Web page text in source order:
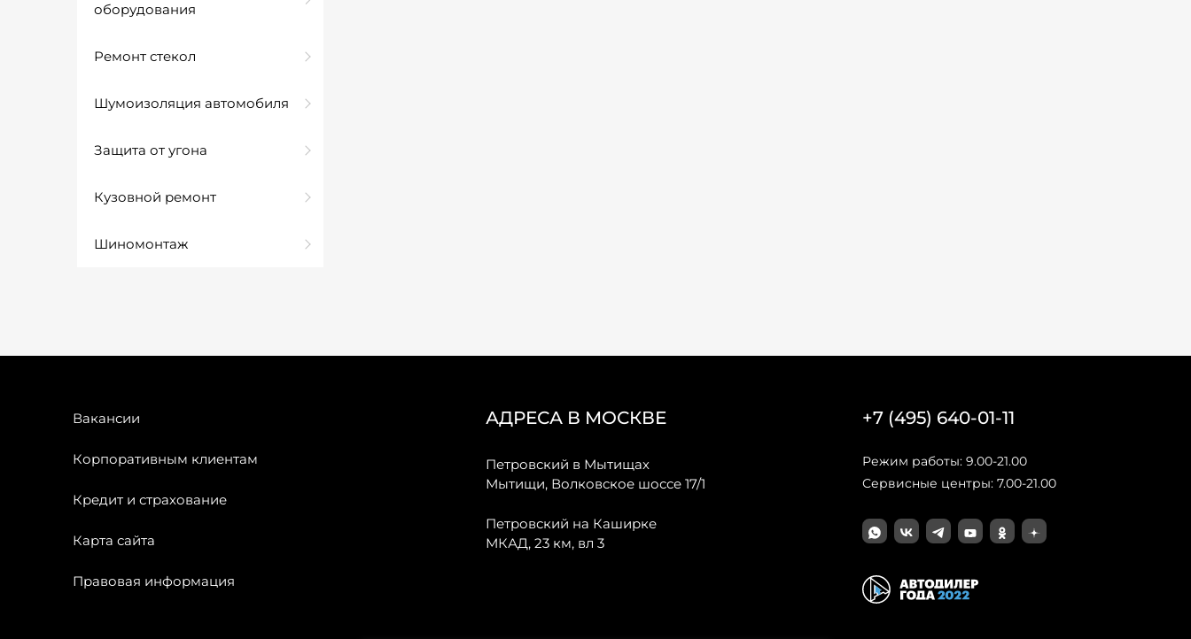
оборудования
Ремонт стекол
Шумоизоляция автомобиля
Защита от угона
Кузовной ремонт
Шиномонтаж
Вакансии
Корпоративным клиентам
Кредит и страхование
Карта сайта
Правовая информация
АДРЕСА В МОСКВЕ
Петровский в Мытищах
Мытищи, Волковское шоссе 17/1
Петровский на Каширке
МКАД, 23 км, вл 3
+7 (495) 640-01-11
Режим работы: 9.00-21.00
Сервисные центры: 7.00-21.00